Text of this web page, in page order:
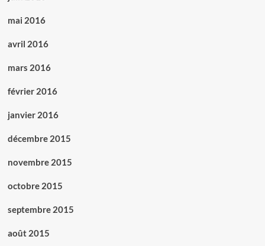
mai 2016
avril 2016
mars 2016
février 2016
janvier 2016
décembre 2015
novembre 2015
octobre 2015
septembre 2015
août 2015